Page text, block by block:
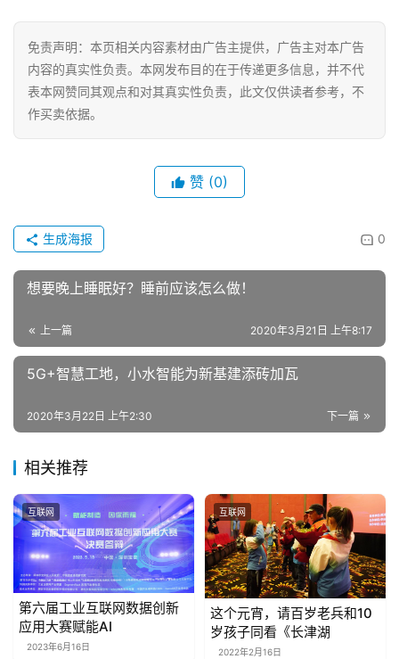
讯
关
于
我
我
们
免责声明：本页相关内容素材由广告主提供，广告主对本广告
内容的真实性负责。本网发布目的在于传递更多信息，并不代
表本网赞同其观点和对其真实性负责，此文仅供读者参考，不
作买卖依据。
赞 (0)
0
生成海报
想要晚上睡眠好？睡前应该怎么做！
上一篇 2020年3月21日 上午8:17
5G+智慧工地，小水智能为新基建添砖加瓦
下一篇
2020年3月22日 上午2:30
相关推荐
互联网
第六届工业互联网数据创新
应用大赛赋能AI
2023年6月16日
互联网
这个元宵，请百岁老兵和10
岁孩子同看《长津湖
2022年2月16日